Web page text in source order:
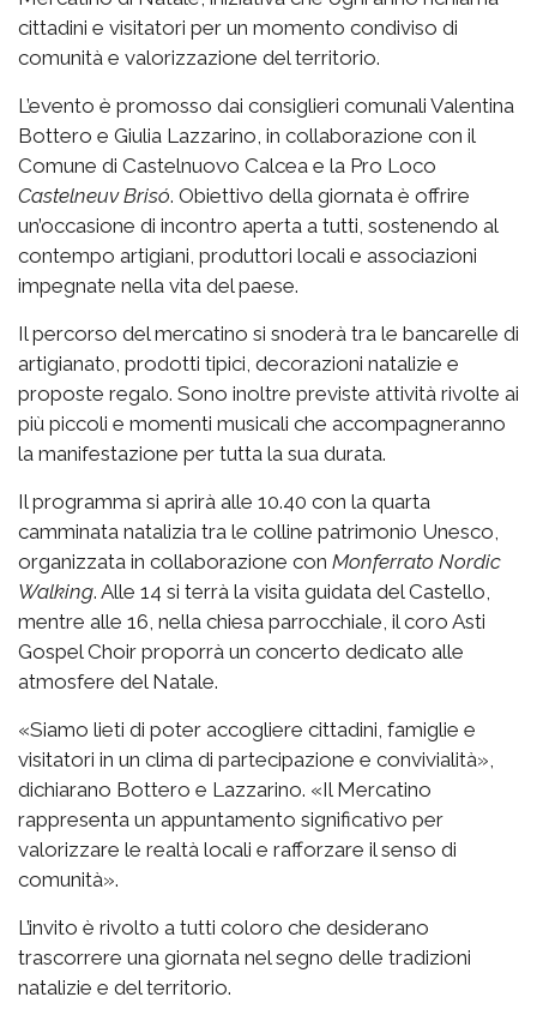
cittadini e visitatori per un momento condiviso di
comunità e valorizzazione del territorio.
L’evento è promosso dai consiglieri comunali Valentina
Bottero e Giulia Lazzarino, in collaborazione con il
Comune di Castelnuovo Calcea e la Pro Loco
Castelneuv Brisó. Obiettivo della giornata è offrire
un’occasione di incontro aperta a tutti, sostenendo al
contempo artigiani, produttori locali e associazioni
impegnate nella vita del paese.
Il percorso del mercatino si snoderà tra le bancarelle di
artigianato, prodotti tipici, decorazioni natalizie e
proposte regalo. Sono inoltre previste attività rivolte ai
più piccoli e momenti musicali che accompagneranno
la manifestazione per tutta la sua durata.
Il programma si aprirà alle 10.40 con la quarta
camminata natalizia tra le colline patrimonio Unesco,
organizzata in collaborazione con Monferrato Nordic
Walking. Alle 14 si terrà la visita guidata del Castello,
mentre alle 16, nella chiesa parrocchiale, il coro Asti
Gospel Choir proporrà un concerto dedicato alle
atmosfere del Natale.
«Siamo lieti di poter accogliere cittadini, famiglie e
visitatori in un clima di partecipazione e convivialità»,
dichiarano Bottero e Lazzarino. «Il Mercatino
rappresenta un appuntamento significativo per
valorizzare le realtà locali e rafforzare il senso di
comunità».
L’invito è rivolto a tutti coloro che desiderano
trascorrere una giornata nel segno delle tradizioni
natalizie e del territorio.